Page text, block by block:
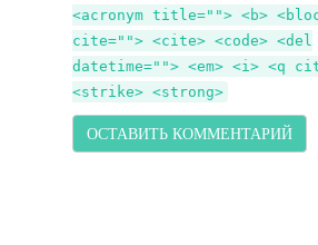
<acronym title=""> <b>
cite=""> <cite> <code> <del
datetime=""> <em> <i> <q
<strike> <strong>